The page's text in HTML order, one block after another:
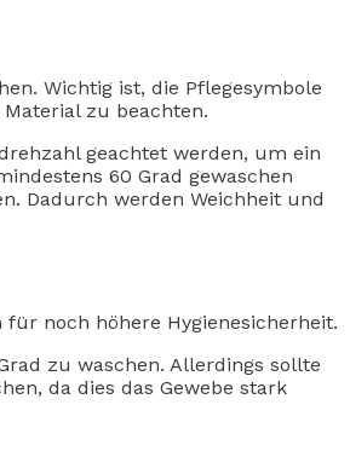
Wichtig ist, die Pflegesymbole
zu beachten.
geachtet werden, um ein
60 Grad gewaschen
Dadurch werden Weichheit und
noch höhere Hygienesicherheit.
zu waschen. Allerdings sollte
da dies das Gewebe stark